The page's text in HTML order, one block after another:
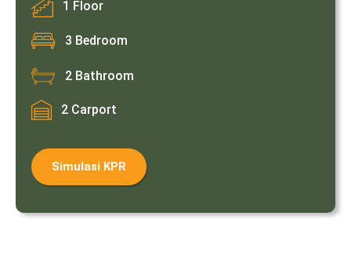
1 Floor
3 Bedroom
2 Bathroom
2 Carport
Simulasi KPR